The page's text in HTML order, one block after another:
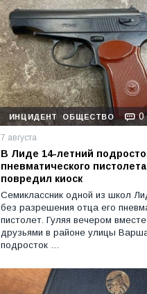
ИНЦИДЕНТ ОБЩЕСТВО 0
7 августа
В Лиде 14-летний
пневматического пистолета
повредил киоск
Семиклассник одной из школ
без разрешения отца его
пистолет. Гуляя вечером
друзьями в районе улицы
подросток …